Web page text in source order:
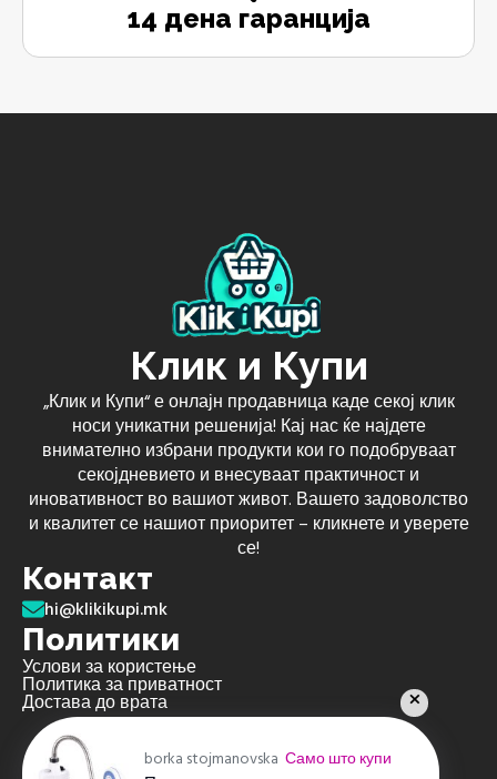
14 дена гаранција
Клик и Купи
„Клик и Купи“ е онлајн продавница каде секој клик
носи уникатни решенија! Кај нас ќе најдете
внимателно избрани продукти кои го подобруваат
секојдневието и внесуваат практичност и
иновативност во вашиот живот. Вашето задоволство
и квалитет се нашиот приоритет – кликнете и уверете
се!
Контакт
hi@klikikupi.mk
Политики
Услови за користење
Политика за приватност
Достава до врата
borka stojmanovska Само што купи